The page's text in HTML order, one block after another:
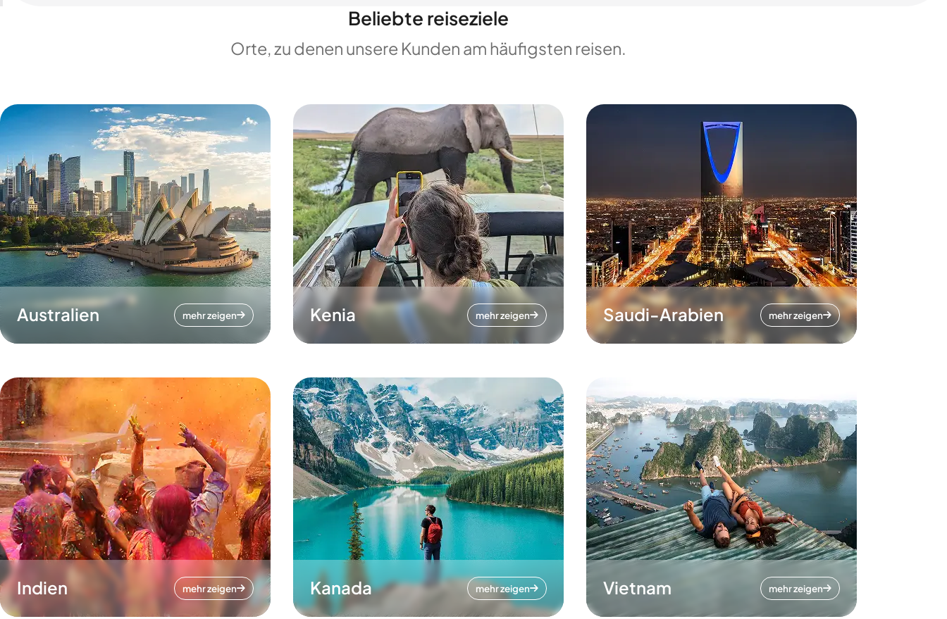
Beliebte reiseziele
Orte, zu denen unsere Kunden am häufigsten reisen.
Australien mehr zeigen Kenia mehr zeigen Saudi-Arabien mehr zeigen
Indien mehr zeigen Kanada mehr zeigen Vietnam mehr zeigen